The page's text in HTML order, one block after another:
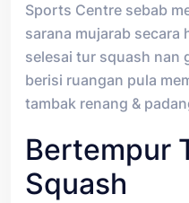
Sports Centre sebab
sarana mujarab secara
selesai tur squash nan
berisi ruangan pula
tambak renang &
Bertempur
Squash